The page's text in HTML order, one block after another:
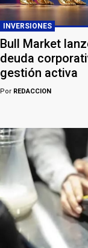
INVERSIONES
Bull Market
deuda
gestión activa
Por REDACCION